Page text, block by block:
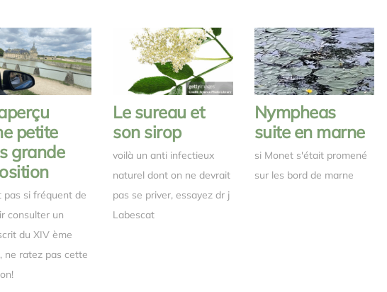
petite
grande
pas si fréquent de
consulter un
du XIV ème
ne ratez pas cette
Le sureau et
son sirop
voilà un anti infectieux
naturel dont on ne devrait
pas se priver, essayez dr j
Labescat
Nympheas
suite en marne
si Monet s'était promené
sur les bord de marne